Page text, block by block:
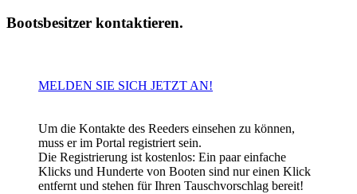
Bootsbesitzer kontaktieren.
MELDEN SIE SICH JETZT AN!
Um die Kontakte des Reeders einsehen zu können,
muss er im Portal registriert sein.
Die Registrierung ist kostenlos: Ein paar einfache
Klicks und Hunderte von Booten sind nur einen Klick
entfernt und stehen für Ihren Tauschvorschlag bereit!